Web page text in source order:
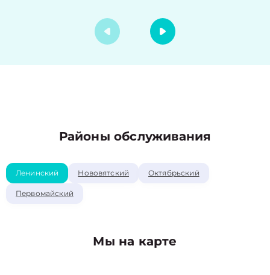
Районы обслуживания
Ленинский Нововятский Октябрьский
Первомайский
Мы на карте